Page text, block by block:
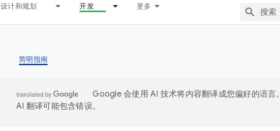
设计和规划 开发 更多
简明指南
Google 会使用 AI 技术将内容翻译成您偏好的语言。
AI 翻译可能包含错误。